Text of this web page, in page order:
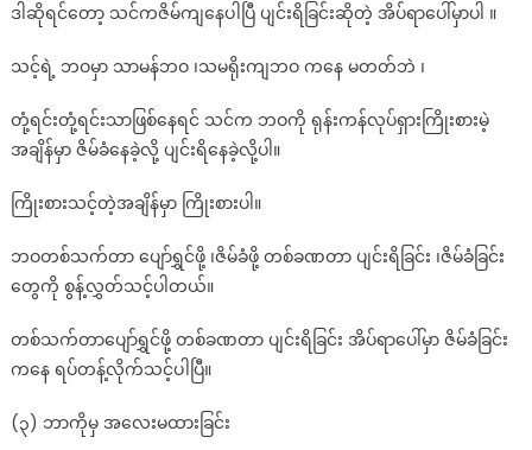
ဒါဆိုရင်တော့ သင်ကဇိမ်ကျနေပါပြီ ပျင်းရိခြင်းဆိုတဲ့ အိပ်ရာပေါ်မှာပါ ။
သင့်ရဲ့ ဘဝမှာ သာမန်ဘဝ ၊သမရိုးကျဘဝ ကနေ မတတ်ဘဲ ၊
တုံ့ရင်းတုံ့ရင်းသာဖြစ်နေရင် သင်က ဘဝကို ရုန်းကန်လုပ်ရှားကြိုးစားမဲ့
အချိန်မှာ ဇိမ်ခံနေခဲ့လို့ ပျင်းရိနေခဲ့လို့ပါ။
ကြိုးစားသင့်တဲ့အချိန်မှာ ကြိုးစားပါ။
ဘဝတစ်သက်တာ ပျော်ရွှင်ဖို့ ၊ဇိမ်ခံဖို့ တစ်ခဏတာ ပျင်းရိခြင်း ၊ဇိမ်ခံခြင်း
တွေကို စွန့်လွှတ်သင့်ပါတယ်။
တစ်သက်တာပျော်ရွှင်ဖို့ တစ်ခဏတာ ပျင်းရိခြင်း အိပ်ရာပေါ်မှာ ဇိမ်ခံခြင်း
ကနေ ရပ်တန့်လိုက်သင့်ပါပြီ။
(၃) ဘာကိုမှ အလေးမထားခြင်း